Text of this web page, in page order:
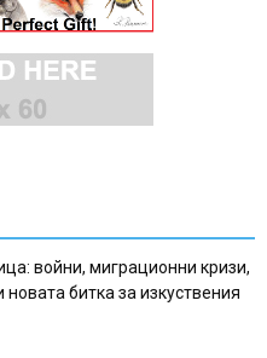
войни, миграционни кризи,
битка за изкуствения